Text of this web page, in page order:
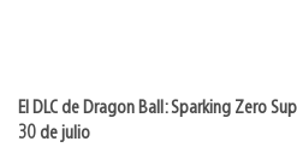
El DLC de Dragon Ball: Sparking Zero
30 de julio